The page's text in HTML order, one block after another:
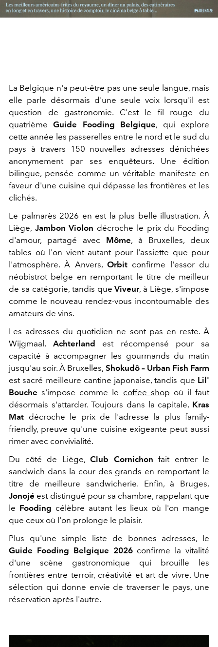
La Belgique n'a peut-être pas une seule langue, mais
elle parle désormais d'une seule voix lorsqu'il est
question de gastronomie. C'est le fil rouge du
quatrièmeGuide Fooding Belgique, qui explore
cette année les passerelles entre le nord et le sud du
pays à travers 150 nouvelles adresses dénichées
anonymement par ses enquêteurs. Une édition
bilingue, pensée comme un véritable manifeste en
faveur d'une cuisine qui dépasse les frontières et les
clichés.
Le palmarès 2026 en est la plus belle illustration. À
Liège, Jambon Violon décroche le prix du Fooding
d'amour, partagé avec Môme, à Bruxelles, deux
tables où l'on vient autant pour l'assiette que pour
l'atmosphère. À Anvers, Orbit confirme l'essor du
néobistrot belge en remportant le titre de meilleur
de sa catégorie, tandis queViveur, à Liège, s'impose
comme le nouveau rendez-vous incontournable des
amateurs de vins.
Les adresses du quotidien ne sont pas en reste. À
Wijgmaal, Achterland
est récompensé pour sa
capacité à accompagner les gourmands du matin
jusqu'au soir. À Bruxelles, Shokudô – Urban Fish Farm
est sacré meilleure cantine japonaise, tandis que Lil'
Bouche s'impose comme le coffee shop où il faut
désormais s'attarder. Toujours dans la capitale, Kras
Mat décroche le prix de l'adresse la plus family-
friendly, preuve qu'une cuisine exigeante peut aussi
rimer avec convivialité.
Du côté de Liège, Club Cornichon fait entrer le
sandwich dans la cour des grands en remportant le
titre de meilleure sandwicherie. Enfin, à Bruges,
Jonojé est distingué pour sa chambre, rappelant que
le Fooding célèbre autant les lieux où l'on mange
que ceux où l'on prolonge le plaisir.
Plus qu'une simple liste de bonnes adresses, le
Guide Fooding Belgique 2026confirme la vitalité
d'une scène gastronomique qui brouille les
frontières entre terroir, créativité et art de vivre. Une
sélection qui donne envie de traverser le pays, une
réservation après l'autre.